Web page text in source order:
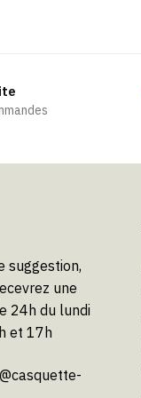
suggestion,
une
24h du lundi
et 17h